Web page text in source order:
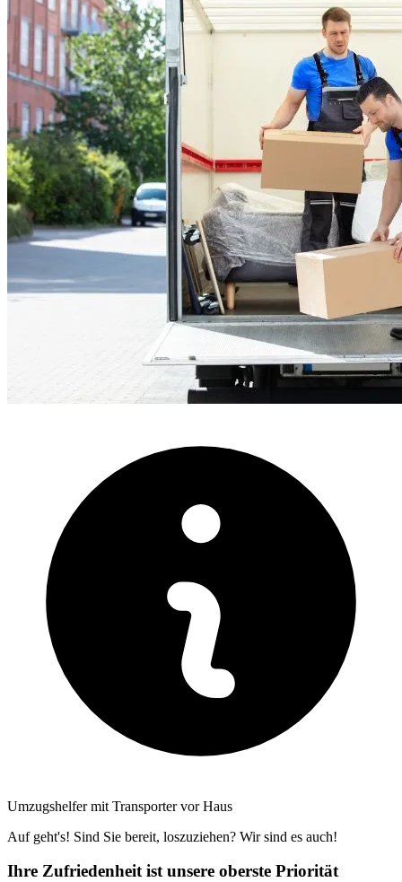
Umzugshelfer mit Transporter vor Haus
Auf geht's! Sind Sie bereit, loszuziehen? Wir sind es auch!
Ihre Zufriedenheit ist unsere oberste Priorität